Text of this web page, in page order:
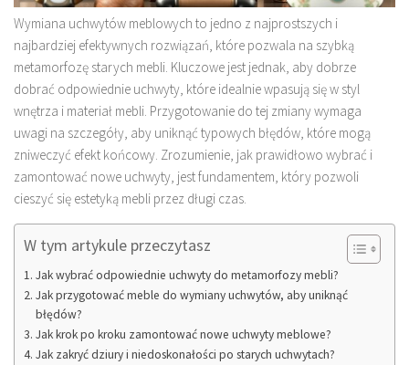
Wymiana uchwytów meblowych to jedno z najprostszych i
najbardziej efektywnych rozwiązań, które pozwala na szybką
metamorfozę starych mebli. Kluczowe jest jednak, aby dobrze
dobrać odpowiednie uchwyty, które idealnie wpasują się w styl
wnętrza i materiał mebli. Przygotowanie do tej zmiany wymaga
uwagi na szczegóły, aby uniknąć typowych błędów, które mogą
zniweczyć efekt końcowy. Zrozumienie, jak prawidłowo wybrać i
zamontować nowe uchwyty, jest fundamentem, który pozwoli
cieszyć się estetyką mebli przez długi czas.
W tym artykule przeczytasz
Jak wybrać odpowiednie uchwyty do metamorfozy mebli?
Jak przygotować meble do wymiany uchwytów, aby uniknąć
błędów?
Jak krok po kroku zamontować nowe uchwyty meblowe?
Jak zakryć dziury i niedoskonałości po starych uchwytach?